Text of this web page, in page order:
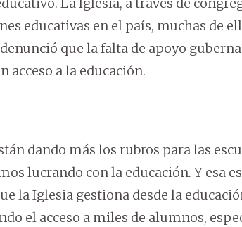
La Iglesia, a través de
educativas en el país, muchas de
que la falta de apoyo
acceso a la educación.
dando más los rubros para las
lucrando con la educación. Y esa
la Iglesia gestiona desde la
el acceso a miles de alumnos,